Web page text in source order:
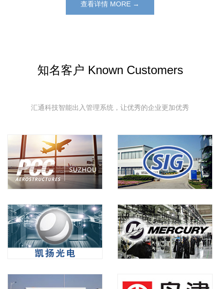
查看详情 MORE →
知名客户 Known Customers
汇通科技智能出入管理系统，让优秀的企业更加优秀